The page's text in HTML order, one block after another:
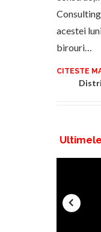
acestei
birouri…
CITESTE
Ultimele